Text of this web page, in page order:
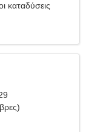
καταδύσεις